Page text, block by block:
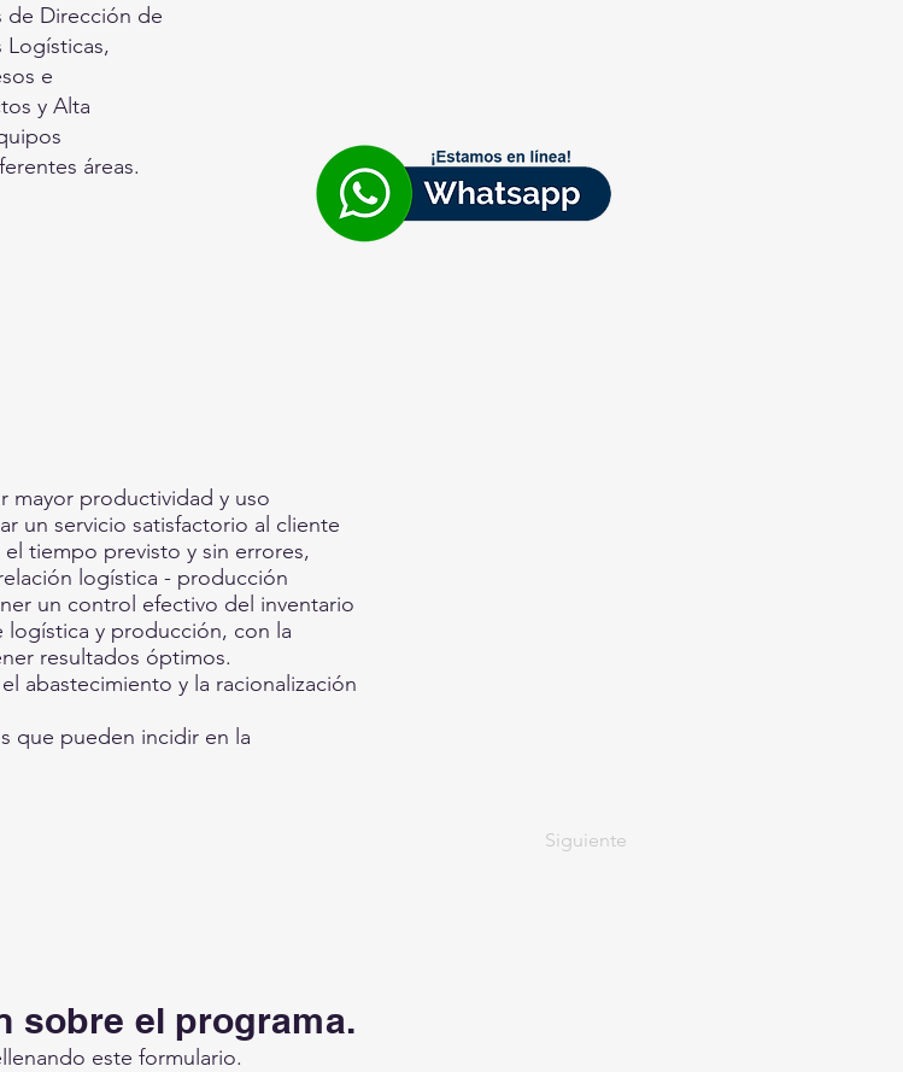
de Dirección de
Logísticas,
e
y Alta
áreas.
mayor productividad y uso
un servicio satisfactorio al cliente
tiempo previsto y sin errores,
logística - producción
un control efectivo del inventario
logística y producción, con la
resultados óptimos.
abastecimiento y la racionalización
que pueden incidir en la
Siguiente
sobre el programa.
este formulario.